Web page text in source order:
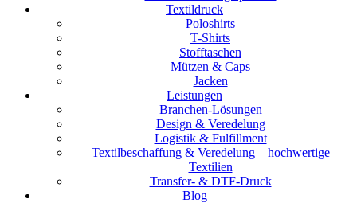
Textildruck
Poloshirts
T-Shirts
Stofftaschen
Mützen & Caps
Jacken
Leistungen
Branchen-Lösungen
Design & Veredelung
Logistik & Fulfillment
Textilbeschaffung & Veredelung – hochwertige
Textilien
Transfer- & DTF-Druck
Blog